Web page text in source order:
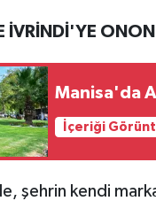
İVRİNDİ'YE ONON
Manisa'da
İçeriği
şehrin kendi